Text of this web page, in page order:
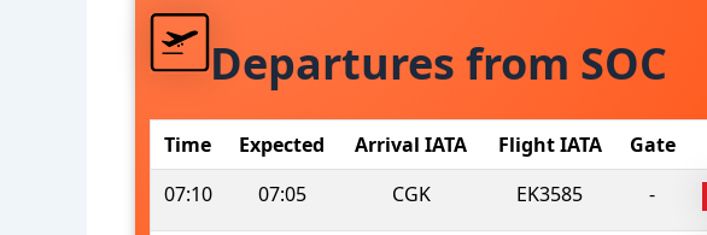
Departures from SOC
Time Expected Arrival IATA Flight IATA Gate
07:10
07:05 CGK EK3585 -